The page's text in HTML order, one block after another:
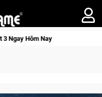
Lineage W – Quyền lực và